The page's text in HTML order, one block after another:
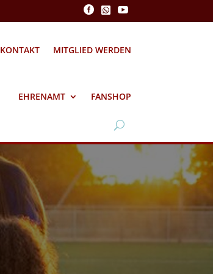
  
KONTAKT MITGLIED WERDEN
EHRENAMT FANSHOP